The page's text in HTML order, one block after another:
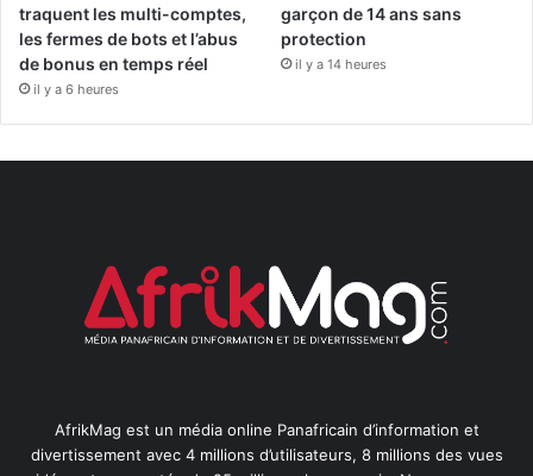
traquent les multi-comptes,
les fermes de bots et l’abus
de bonus en temps réel
il y a 6 heures
garçon de 14 ans sans
protection
il y a 14 heures
AfrikMag est un média online Panafricain d’information et
divertissement avec 4 millions d’utilisateurs, 8 millions des vues